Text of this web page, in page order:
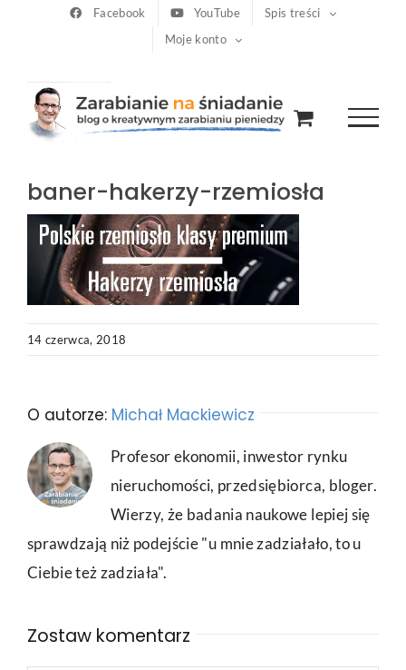
Facebook YouTube
Spis treści
Moje konto
baner-hakerzy-rzemiosła
14 czerwca, 2018
O autorze: Michał Mackiewicz
Profesor ekonomii, inwestor rynku
nieruchomości, przedsiębiorca, bloger.
Wierzy, że badania naukowe lepiej się
sprawdzają niż podejście "u mnie zadziałało, to u
Ciebie też zadziała".
Zostaw komentarz